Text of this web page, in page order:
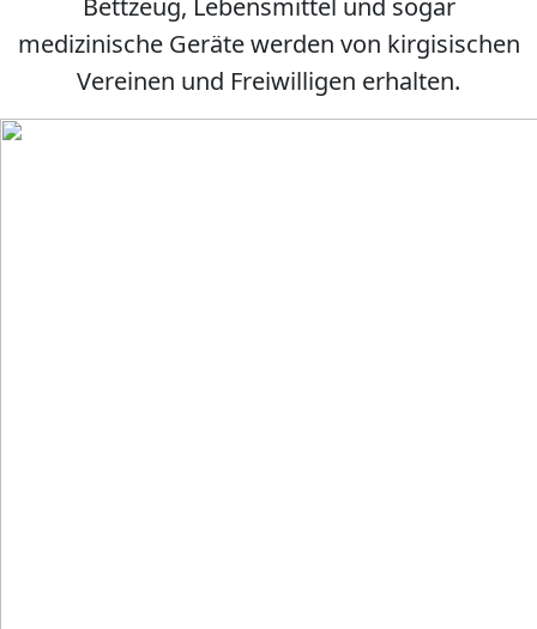
Bettzeug, Lebensmittel und sogar
medizinische Geräte werden von kirgisischen
Vereinen und Freiwilligen erhalten.